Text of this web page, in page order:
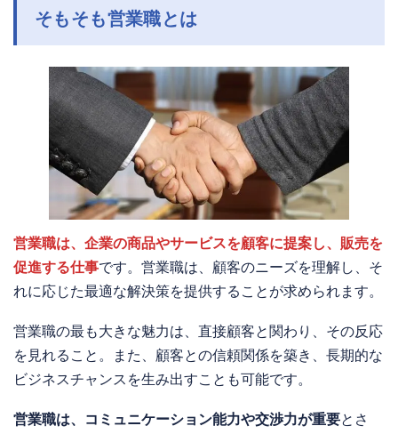
そもそも営業職とは
営業職は、企業の商品やサービスを顧客に提案し、販売を
促進する仕事です。営業職は、顧客のニーズを理解し、そ
れに応じた最適な解決策を提供することが求められます。
営業職の最も大きな魅力は、直接顧客と関わり、その反応
を見れること。また、顧客との信頼関係を築き、長期的な
ビジネスチャンスを生み出すことも可能です。
営業職は、コミュニケーション能力や交渉力が重要とさ